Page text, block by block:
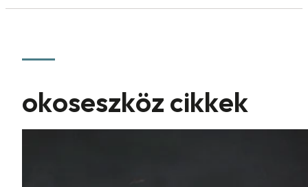
okoseszköz cikkek